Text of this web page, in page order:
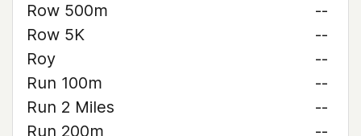
Row 500m
--
Row 5K
--
Roy
--
Run 100m
--
Run 2 Miles
--
Run 200m
--